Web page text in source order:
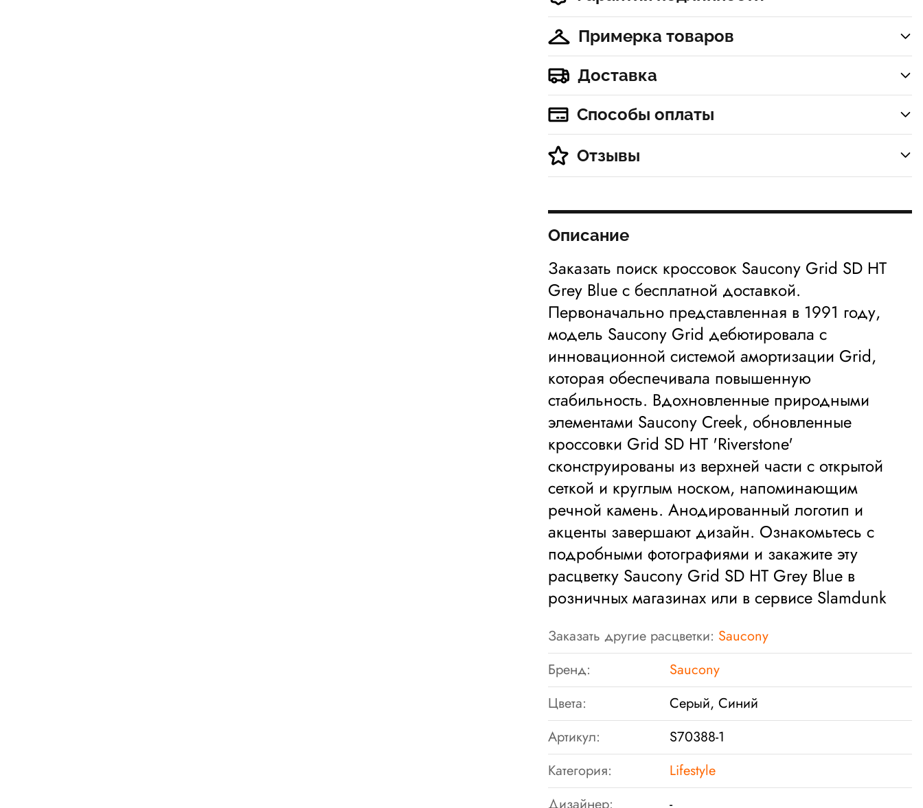
Примерка товаров
Доставка
Способы оплаты
Отзывы
Описание
Заказать поиск кроссовок Saucony Grid SD HT
Grey Blue с бесплатной доставкой.
Первоначально представленная в 1991 году,
модель Saucony Grid дебютировала с
инновационной системой амортизации Grid,
которая обеспечивала повышенную
стабильность. Вдохновленные природными
элементами Saucony Creek, обновленные
кроссовки Grid SD HT 'Riverstone'
сконструированы из верхней части с открытой
сеткой и круглым носком, напоминающим
речной камень. Анодированный логотип и
акценты завершают дизайн. Ознакомьтесь с
подробными фотографиями и закажите эту
расцветку Saucony Grid SD HT Grey Blue в
розничных магазинах или в сервисе Slamdunk
Заказать другие расцветки: Saucony
Бренд:
Saucony
Цвета:
Серый, Синий
Артикул:
S70388-1
Категория:
Lifestyle